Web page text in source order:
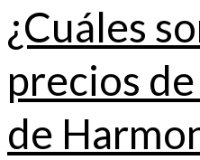
¿Cuáles
precios
de